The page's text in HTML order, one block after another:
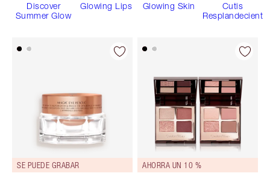
Discover
Summer Glow
Glowing Lips Glowing Skin
Cutis
Resplandeciente
SE PUEDE GRABAR AHORRA UN 10 %